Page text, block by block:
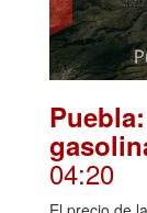
04:20